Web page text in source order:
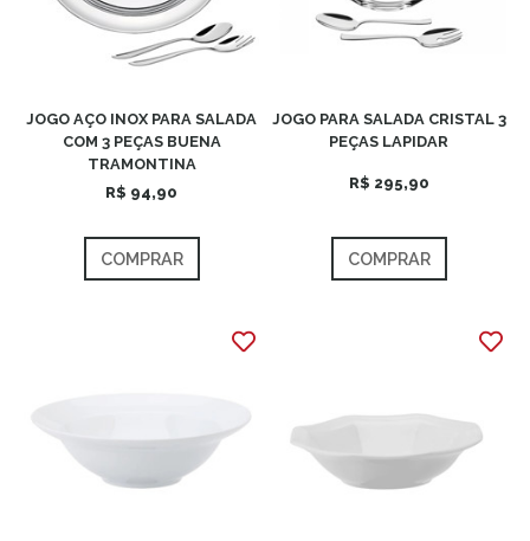
JOGO AÇO INOX PARA SALADA
COM 3 PEÇAS BUENA
TRAMONTINA
R$ 94,90
COMPRAR
JOGO PARA SALADA CRISTAL 3
PEÇAS LAPIDAR
R$ 295,90
COMPRAR